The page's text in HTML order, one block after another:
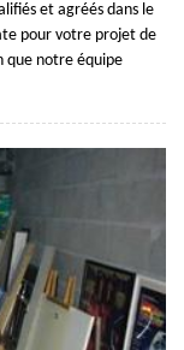
et agréés dans le
pour votre projet de
que notre équipe